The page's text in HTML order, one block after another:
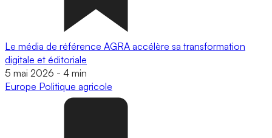
Le média de référence AGRA accélère sa transformation
digitale et éditoriale
5 mai 2026 - 4 min
Europe Politique agricole